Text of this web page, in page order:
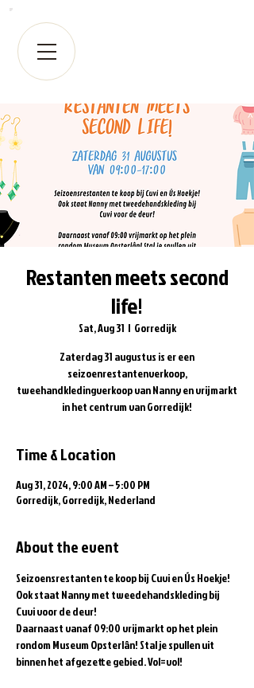
Restanten meets second
life!
Sat, Aug 31
  |
Gorredijk
Zaterdag 31 augustus is er een
seizoenrestantenverkoop,
tweehandkledingverkoop van Nanny en vrijmarkt
in het centrum van Gorredijk!
Time & Location
Aug 31, 2024, 9:00 AM – 5:00 PM
Gorredijk, Gorredijk, Nederland
About the event
Seizoensrestanten te koop bij Cuvi en Ús Hoekje!
Ook staat Nanny met tweedehandskleding bij
Cuvi voor de deur!
Daarnaast vanaf 09:00 vrijmarkt op het plein
rondom Museum Opsterlân! Stal je spullen uit
binnen het afgezette gebied. Vol=vol!